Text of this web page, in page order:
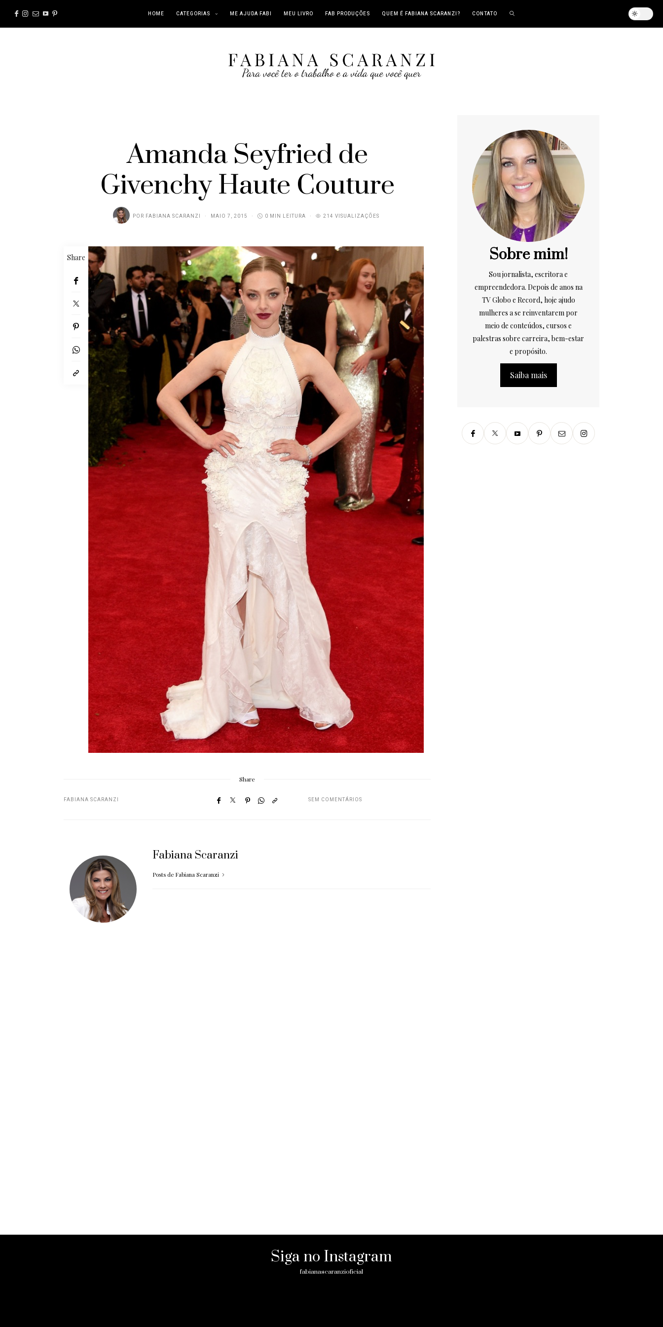
HOME CATEGORIAS ME AJUDA FABI MEU LIVRO FAB PRODUÇÕES QUEM É FABIANA SCARANZI? CONTATO
Amanda Seyfried de
Givenchy Haute Couture
POR FABIANA SCARANZI MAIO 7, 2015 0 MIN LEITURA 214 VISUALIZAÇÕES
Share
Share
FABIANA SCARANZI SEM COMENTÁRIOS
Fabiana Scaranzi
Posts de Fabiana Scaranzi
Sobre mim!
Sou jornalista, escritora e
empreendedora. Depois de anos na
TV Globo e Record, hoje ajudo
mulheres a se reinventarem por
meio de conteúdos, cursos e
palestras sobre carreira, bem-estar
e propósito.
Saiba mais
Siga no Instagram
fabianascaranzioficial